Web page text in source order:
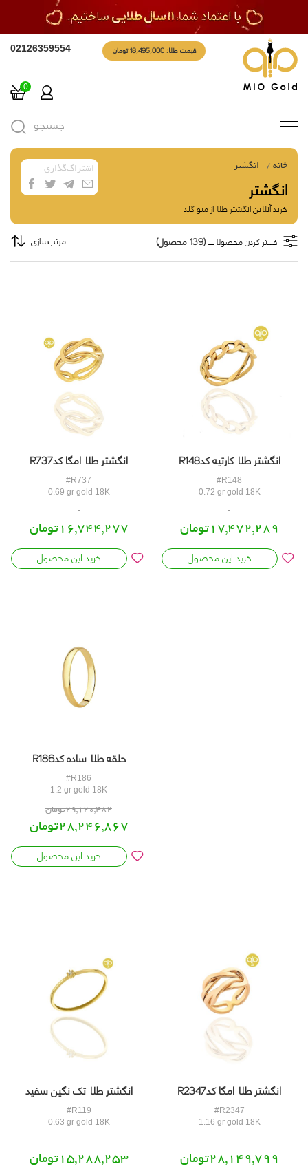
قیمت طلا: 18,495,000 تومان 02126359554
0
Toggle جستجو
خانه انگشتر
انگشتر
خرید آنلاین انگشتر طلا از میو گلد
اشتراک‌گذاری
فیلتر کردن محصولات(139 محصول) مرتب‌سازی
انگشتر طلا کارتیه کدR148
#R148
0.72 gr gold 18K
17,472,289تومان
خرید این محصول
انگشتر طلا امگا کدR737
#R737
0.69 gr gold 18K
16,744,277تومان
خرید این محصول
حلقه طلا ساده کدR186
#R186
1.2 gr gold 18K
29,120,482تومان
28,246,867تومان
خرید این محصول
انگشتر طلا امگا کدR2347
#R2347
1.16 gr gold 18K
28,149,799تومان
انگشتر طلا تک نگین سفید
کدR119
#R119
0.63 gr gold 18K
15,288,253تومان